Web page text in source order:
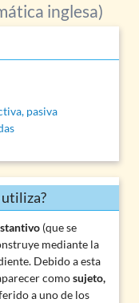
inglesa)
pasiva
utiliza?
(que se
mediante la
Debido a esta
comosujeto,
a uno de los